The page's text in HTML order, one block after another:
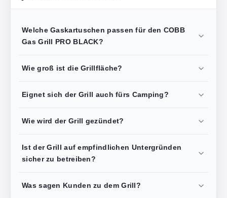
Welche Gaskartuschen passen für den COBB
Gas Grill PRO BLACK?
Wie groß ist die Grillfläche?
Eignet sich der Grill auch fürs Camping?
Wie wird der Grill gezündet?
Ist der Grill auf empfindlichen Untergründen
sicher zu betreiben?
Was sagen Kunden zu dem Grill?